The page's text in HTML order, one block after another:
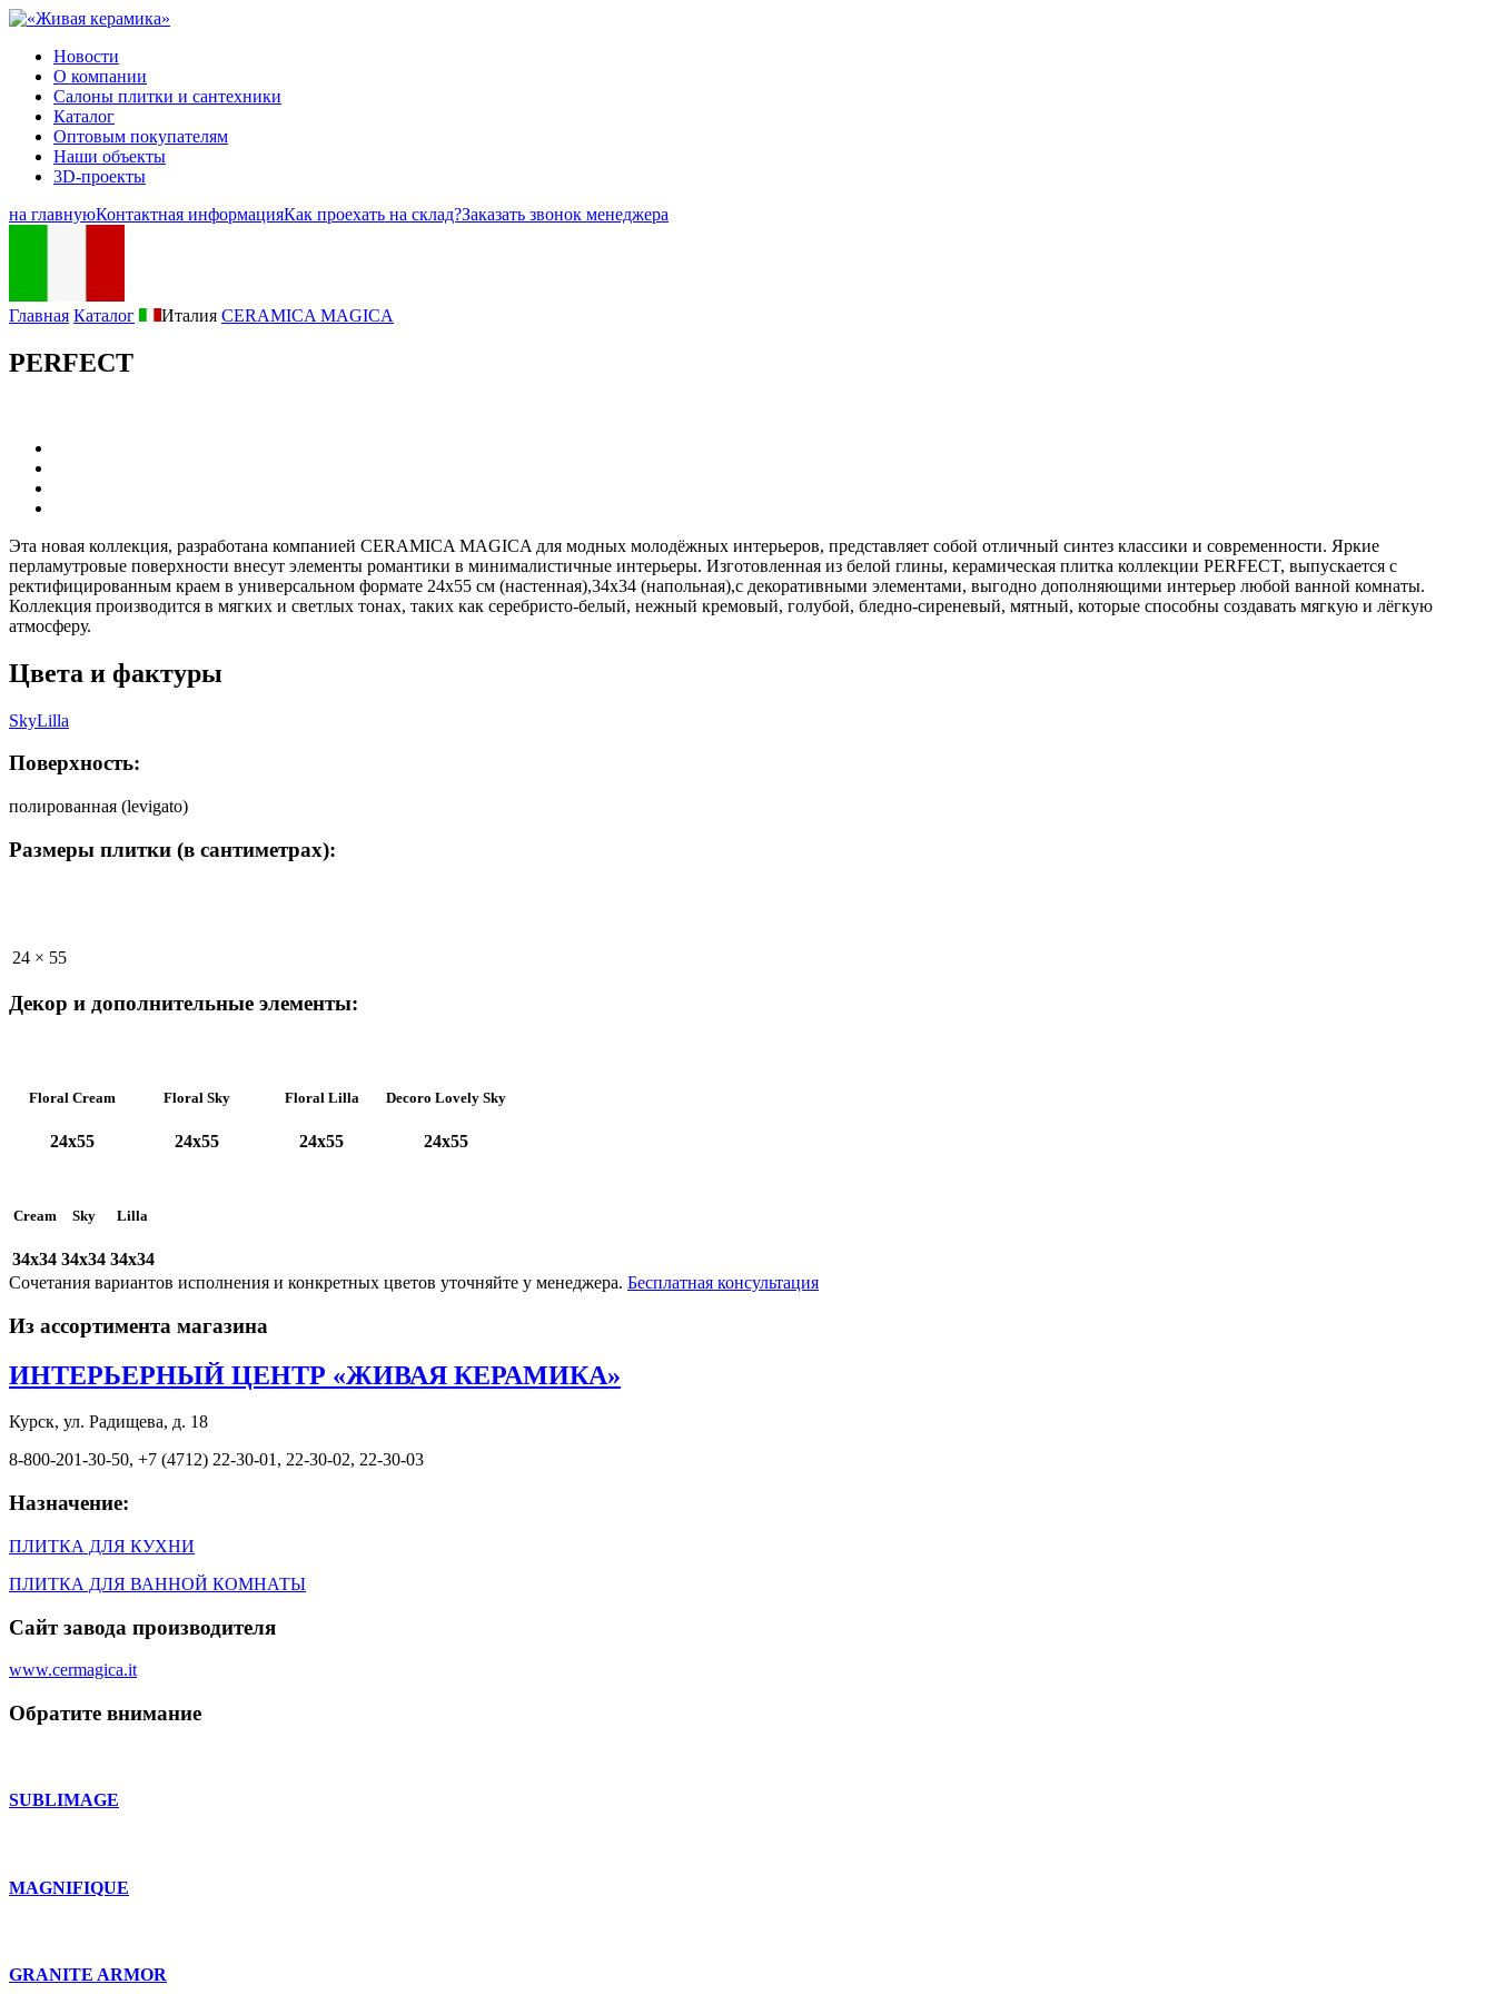
Новости
О компании
Салоны плитки и сантехники
Каталог
Оптовым покупателям
Наши объекты
3D-проекты
на главнуюКонтактная информацияКак проехать на склад?Заказать звонок менеджера
Главная Каталог Италия CERAMICA MAGICA
PERFECT
Эта новая коллекция, разработана компанией CERAMICA MAGICA для модных молодёжных интерьеров, представляет собой отличный синтез классики и современности. Яркие
перламутровые поверхности внесут элементы романтики в минималистичные интерьеры. Изготовленная из белой глины, керамическая плитка коллекции PERFECT, выпускается с
ректифицированным краем в универсальном формате 24x55 см (настенная),34x34 (напольная),с декоративными элементами, выгодно дополняющими интерьер любой ванной комнаты.
Коллекция производится в мягких и светлых тонах, таких как серебристо-белый, нежный кремовый, голубой, бледно-сиреневый, мятный, которые способны создавать мягкую и лёгкую
атмосферу.
Цвета и фактуры
SkyLilla
Поверхность:
полированная (levigato)
Размеры плитки (в сантиметрах):
24 × 55
Декор и дополнительные элементы:
Floral Cream
24x55
Floral Sky
24x55
Floral Lilla
24x55
Decoro Lovely Sky
24x55
Cream
34x34
Sky
34x34
Lilla
34x34
Сочетания вариантов исполнения и конкретных цветов уточняйте у менеджера. Бесплатная консультация
Из ассортимента магазина
ИНТЕРЬЕРНЫЙ ЦЕНТР «ЖИВАЯ КЕРАМИКА»
Курск, ул. Радищева, д. 18
8-800-201-30-50, +7 (4712) 22-30-01, 22-30-02, 22-30-03
Назначение:
ПЛИТКА ДЛЯ КУХНИ
ПЛИТКА ДЛЯ ВАННОЙ КОМНАТЫ
Сайт завода производителя
www.cermagica.it
Обратите внимание
SUBLIMAGE
MAGNIFIQUE
GRANITE ARMOR